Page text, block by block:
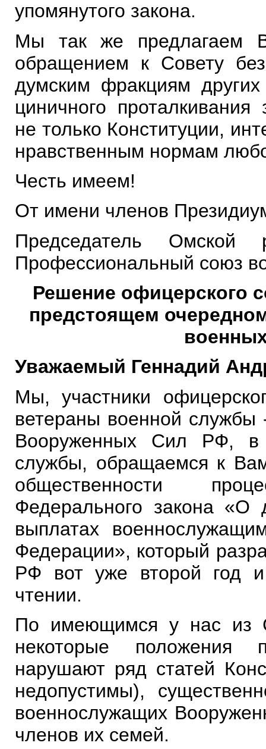
упомянутого закона.
Мы так же предлагаем
обращением к Совету
думским фракциям
циничного проталкивания
не только Конституции,
нравственным нормам
Честь имеем!
От имени членов
Председатель Омской
Профессиональный союз
Решение офицерского
предстоящем
Уважаемый Геннадий
Мы, участники
ветераны военной
Вооруженных Сил РФ, в
службы, обращаемся к
общественности
Федерального закона «О
выплатах
Федерации», который
РФ вот уже второй год
чтении.
По имеющимся у нас из
некоторые положения
нарушают ряд статей
недопустимы),
военнослужащих
членов их семей.